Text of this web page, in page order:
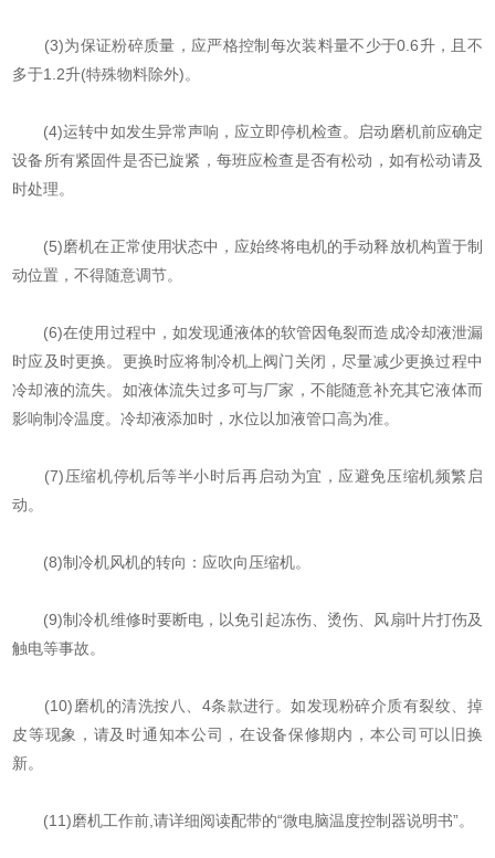
(3)为保证粉碎质量，应严格控制每次装料量不少于0.6升，且不
多于1.2升(特殊物料除外)。
(4)运转中如发生异常声响，应立即停机检查。启动磨机前应确定
设备所有紧固件是否已旋紧，每班应检查是否有松动，如有松动请及
时处理。
(5)磨机在正常使用状态中，应始终将电机的手动释放机构置于制
动位置，不得随意调节。
(6)在使用过程中，如发现通液体的软管因龟裂而造成冷却液泄漏
时应及时更换。更换时应将制冷机上阀门关闭，尽量减少更换过程中
冷却液的流失。如液体流失过多可与厂家，不能随意补充其它液体而
影响制冷温度。冷却液添加时，水位以加液管口高为准。
(7)压缩机停机后等半小时后再启动为宜，应避免压缩机频繁启
动。
(8)制冷机风机的转向：应吹向压缩机。
(9)制冷机维修时要断电，以免引起冻伤、烫伤、风扇叶片打伤及
触电等事故。
(10)磨机的清洗按八、4条款进行。如发现粉碎介质有裂纹、掉
皮等现象，请及时通知本公司，在设备保修期内，本公司可以旧换
新。
(11)磨机工作前,请详细阅读配带的“微电脑温度控制器说明书”。